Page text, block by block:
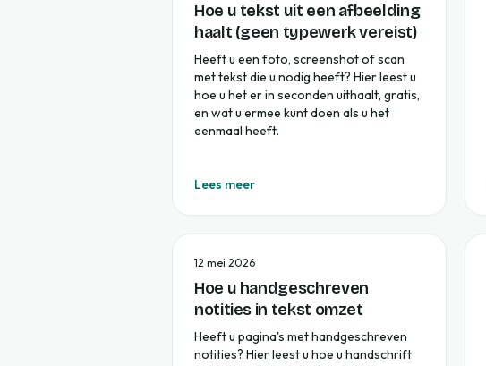
Hoe u tekst uit een afbeelding
haalt (geen typewerk vereist)
Heeft u een foto, screenshot of scan
met tekst die u nodig heeft? Hier leest u
hoe u het er in seconden uithaalt, gratis,
en wat u ermee kunt doen als u het
eenmaal heeft.
Lees meer
12 mei 2026
Hoe u handgeschreven
notities in tekst omzet
Heeft u pagina's met handgeschreven
notities? Hier leest u hoe u handschrift